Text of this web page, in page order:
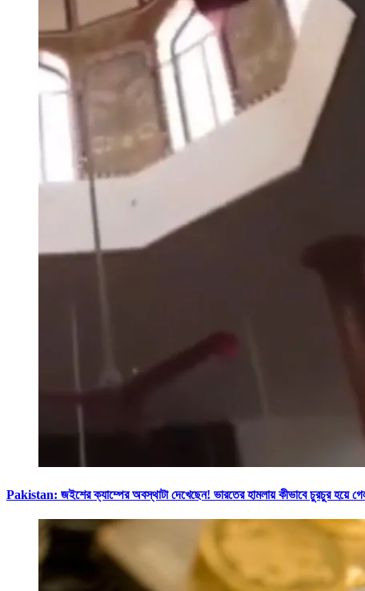
Pakistan: জইশের ক্যাম্পের অবস্থাটা দেখেছেন! ভারতের হামলায় কীভাবে